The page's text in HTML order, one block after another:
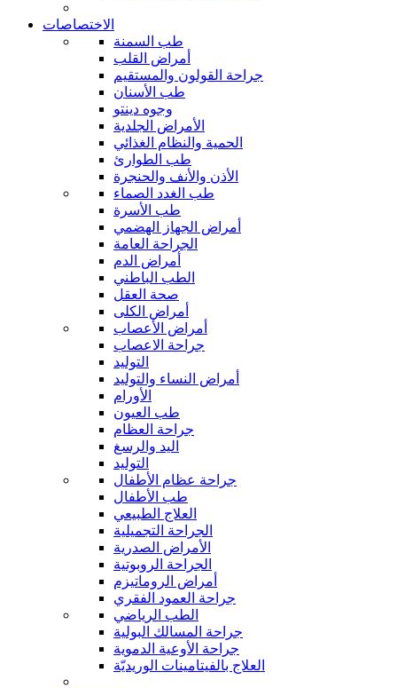
الاختصاصات
طب السمنة
أمراض القلب
جراحة القولون والمستقيم
طب الأسنان
وجوه دينتو
الأمراض الجلدية
الحمية والنظام الغذائي
طب الطوارئ
الأذن والأنف والحنجرة
طب الغدد الصماء
طب الأسرة
أمراض الجهاز الهضمي
الجراحة العامة
أمراض الدم
الطب الباطني
صحة العقل
أمراض الكلى
أمراض الأعصاب
جراحة الاعصاب
التوليد
أمراض النساء والتوليد
الأورام
طب العيون
جراحة العظام
اليد والرسغ
التوليد
جراحة عظام الأطفال
طب الأطفال
العلاج الطبيعي
الجراحة التجميلية
الأمراض الصدرية
الجراحة الروبوتية
أمراض الروماتيزم
جراحة العمود الفقري
الطب الرياضي
جراحة المسالك البولية
جراحة الأوعية الدموية
العلاج بالفيتامينات الوريديّة